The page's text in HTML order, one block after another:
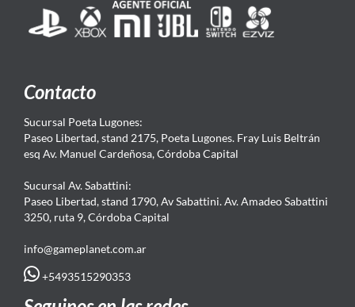
Contacto
Sucursal Poeta Lugones:
Paseo Libertad, stand 2175, Poeta Lugones. Fray Luis Beltrán
esq Av. Manuel Cardeñosa, Córdoba Capital
Sucursal Av. Sabattini:
Paseo Libertad, stand 1790, Av Sabattini. Av. Amadeo Sabattini
3250, ruta 9, Córdoba Capital
info@gameplanet.com.ar
+5493515290353